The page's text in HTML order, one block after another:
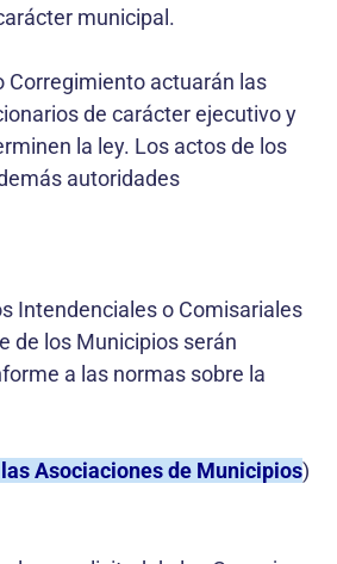
municipal.
Corregimiento actuarán las
de carácter ejecutivo y
la ley. Los actos de los
autoridades
Intendenciales o Comisariales
de los Municipios serán
a las normas sobre la
Asociaciones de Municipios)